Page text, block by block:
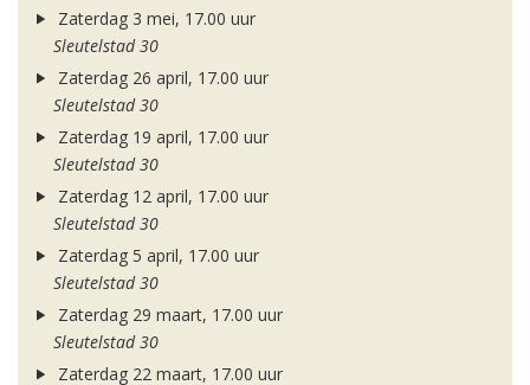
Zaterdag 3 mei, 17.00 uur
Sleutelstad 30
Zaterdag 26 april, 17.00 uur
Sleutelstad 30
Zaterdag 19 april, 17.00 uur
Sleutelstad 30
Zaterdag 12 april, 17.00 uur
Sleutelstad 30
Zaterdag 5 april, 17.00 uur
Sleutelstad 30
Zaterdag 29 maart, 17.00 uur
Sleutelstad 30
Zaterdag 22 maart, 17.00 uur